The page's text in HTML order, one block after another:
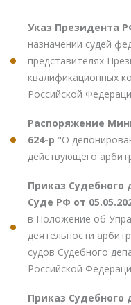
Указ Президента
назначении судей
представителях
квалификационных
Российской
Распоряжение
624-р "О
действующего
Приказ Судебного
Суде РФ от
в Положение об
деятельности
судов Судебного
Российской
Приказ Судебного